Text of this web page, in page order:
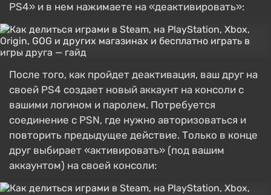
PS4» и в нем нажимаете на «деактивировать»:
После того, как пройдет деактивация, ваш друг на
своей PS4 создает новый аккаунт на консоли с
вашими логином и паролем. Потребуется
соединение с PSN, где нужно авторизоваться и
повторить предыдущее действие. Только в конце
друг выбирает «активировать» (под вашим
аккаунтом) на своей консоли: